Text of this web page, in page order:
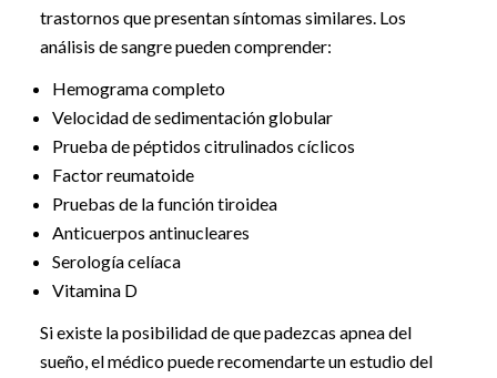
trastornos que presentan síntomas similares. Los
análisis de sangre pueden comprender:
Hemograma completo
Velocidad de sedimentación globular
Prueba de péptidos citrulinados cíclicos
Factor reumatoide
Pruebas de la función tiroidea
Anticuerpos antinucleares
Serología celíaca
Vitamina D
Si existe la posibilidad de que padezcas apnea del
sueño, el médico puede recomendarte un estudio del